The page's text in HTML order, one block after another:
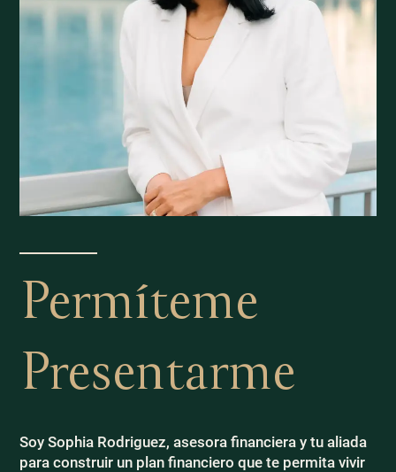
Permíteme
Presentarme
Soy Sophia Rodriguez, asesora financiera y tu aliada
para construir un plan financiero que te permita vivir